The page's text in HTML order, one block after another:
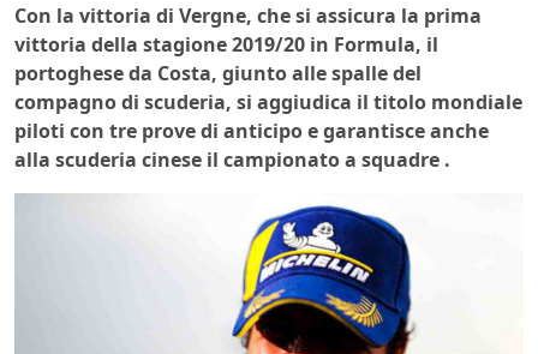
Con la vittoria di Vergne, che si assicura la prima
vittoria della stagione 2019/20 in Formula, il
portoghese da Costa, giunto alle spalle del
compagno di scuderia, si aggiudica il titolo mondiale
piloti con tre prove di anticipo e garantisce anche
alla scuderia cinese il campionato a squadre .